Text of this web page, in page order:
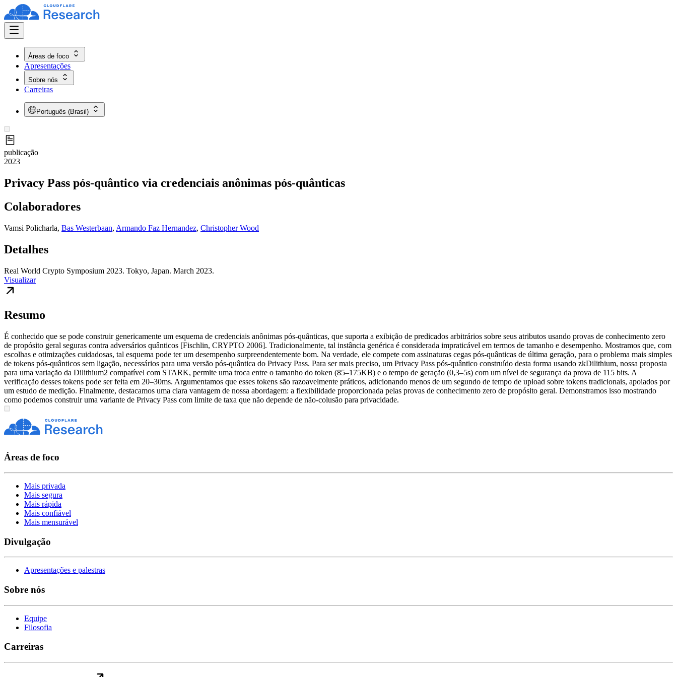
Áreas de foco
Apresentações
Sobre nós
Carreiras
Português (Brasil)
publicação
2023
Privacy Pass pós-quântico via credenciais anônimas pós-quânticas
Colaboradores
Vamsi Policharla, Bas Westerbaan, Armando Faz Hernandez, Christopher Wood
Detalhes
Real World Crypto Symposium 2023. Tokyo, Japan. March 2023.
Visualizar
Resumo
É conhecido que se pode construir genericamente um esquema de credenciais anônimas pós-quânticas, que suporta a exibição de predicados arbitrários sobre seus atributos usando provas de conhecimento zero
de propósito geral seguras contra adversários quânticos [Fischlin, CRYPTO 2006]. Tradicionalmente, tal instância genérica é considerada impraticável em termos de tamanho e desempenho. Mostramos que, com
escolhas e otimizações cuidadosas, tal esquema pode ter um desempenho surpreendentemente bom. Na verdade, ele compete com assinaturas cegas pós-quânticas de última geração, para o problema mais simples
de tokens pós-quânticos sem ligação, necessários para uma versão pós-quântica do Privacy Pass. Para ser mais preciso, um Privacy Pass pós-quântico construído desta forma usando zkDilithium, nossa proposta
para uma variação da Dilithium2 compatível com STARK, permite uma troca entre o tamanho do token (85–175KB) e o tempo de geração (0,3–5s) com um nível de segurança da prova de 115 bits. A
verificação desses tokens pode ser feita em 20–30ms. Argumentamos que esses tokens são razoavelmente práticos, adicionando menos de um segundo de tempo de upload sobre tokens tradicionais, apoiados por
um estudo de medição. Finalmente, destacamos uma clara vantagem de nossa abordagem: a flexibilidade proporcionada pelas provas de conhecimento zero de propósito geral. Demonstramos isso mostrando
como podemos construir uma variante de Privacy Pass com limite de taxa que não depende de não-colusão para privacidade.
Áreas de foco
Mais privada
Mais segura
Mais rápida
Mais confiável
Mais mensurável
Divulgação
Apresentações e palestras
Sobre nós
Equipe
Filosofia
Carreiras